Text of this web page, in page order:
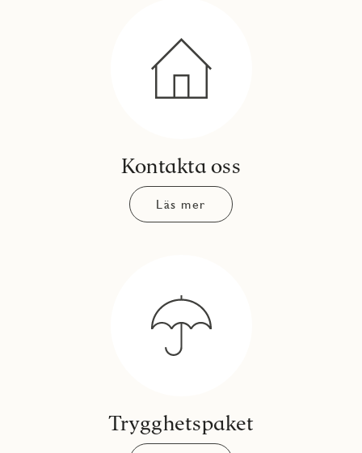
Kontakta oss
Läs mer
Trygghetspaket